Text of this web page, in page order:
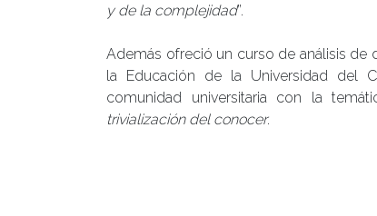
y de la complejidad”.
Además ofreció un curso de análisis de
la Educación de la Universidad del
comunidad universitaria con la
trivialización del conocer.